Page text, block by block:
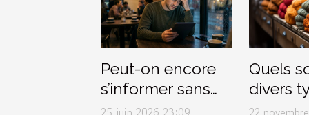
Peut-on encore
s’informer sans
stresser ?
Quels
divers